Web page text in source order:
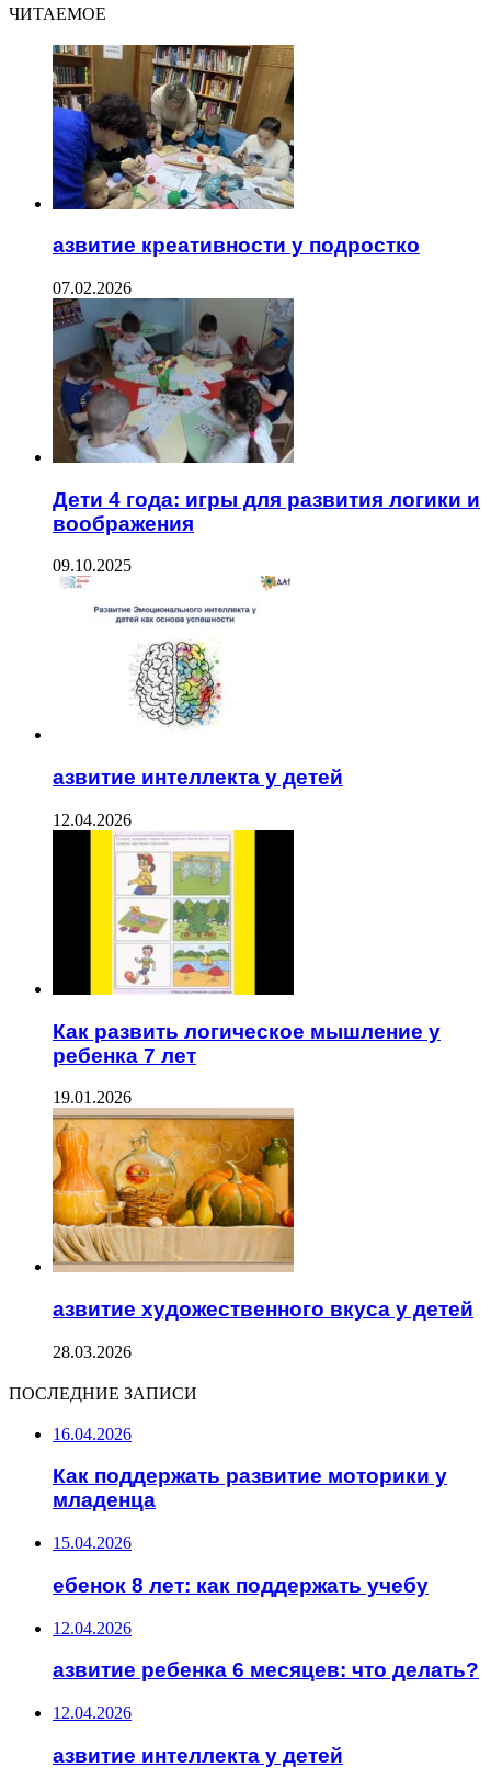
ЧИТАЕМОЕ
азвитие креативности у подростко
07.02.2026
Дети 4 года: игры для развития логики и
воображения
09.10.2025
азвитие интеллекта у детей
12.04.2026
Как развить логическое мышление у
ребенка 7 лет
19.01.2026
азвитие художественного вкуса у детей
28.03.2026
ПОСЛЕДНИЕ ЗАПИСИ
16.04.2026
Как поддержать развитие моторики у
младенца
15.04.2026
ебенок 8 лет: как поддержать учебу
12.04.2026
азвитие ребенка 6 месяцев: что делать?
12.04.2026
азвитие интеллекта у детей